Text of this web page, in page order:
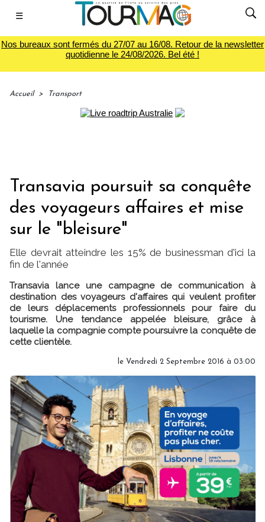
☰
Nos bureaux sont fermés du 27/07 au 16/08. Retour de la newsletter
quotidienne le 24/08/2026. Bel été !
Accueil > Transport
Transavia poursuit sa conquête
des voyageurs affaires et mise
sur le "bleisure"
Elle devrait atteindre les 15% de businessman d'ici la
fin de l'année
Transavia lance une campagne de communication à
destination des voyageurs d'affaires qui veulent profiter
de leurs déplacements professionnels pour faire du
tourisme. Une tendance appelée bleisure, grâce à
laquelle la compagnie compte poursuivre la conquête de
cette clientèle.
le Vendredi 2 Septembre 2016 à 03:00